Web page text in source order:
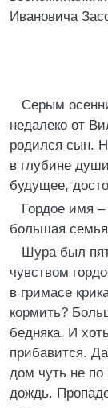
Ивановича
Серым
недалеко от
родился сын.
в глубине
будущее,
Гордое имя –
большая
Шура был
чувством
в гримасе
кормить?
бедняка. И
прибавится.
дом чуть не по
дождь.